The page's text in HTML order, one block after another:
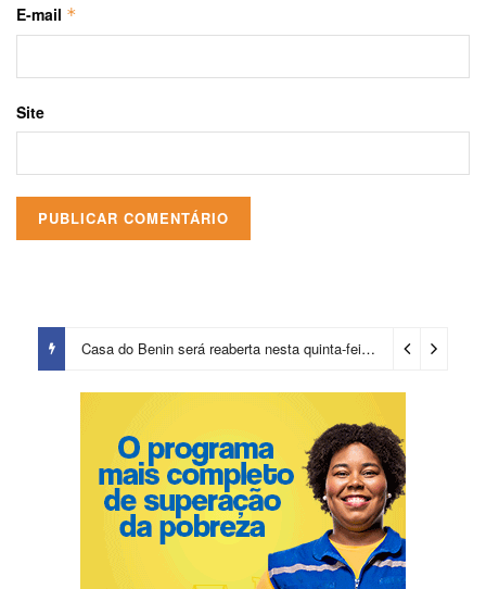
E-mail *
Site
Casa do Benin será reaberta nesta quinta-feira (6) 2 dias ago